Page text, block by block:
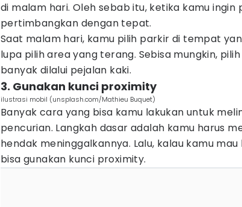
di malam hari. Oleh sebab itu, ketika kamu ingin
pertimbangkan dengan tepat.
Saat malam hari, kamu pilih parkir di tempat
lupa pilih area yang terang. Sebisa mungkin,
banyak dilalui pejalan kaki.
3. Gunakan kunci proximity
ilustrasi mobil (unsplash.com/Mathieu Buquet)
Banyak cara yang bisa kamu lakukan untuk
pencurian. Langkah dasar adalah kamu harus
hendak meninggalkannya. Lalu, kalau kamu
bisa gunakan kunci proximity.